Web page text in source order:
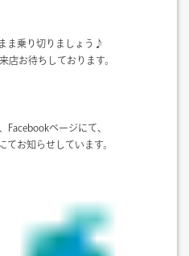
ま乗り切りましょう♪
店お待ちしております。
Facebookページにて、
てお知らせしています。